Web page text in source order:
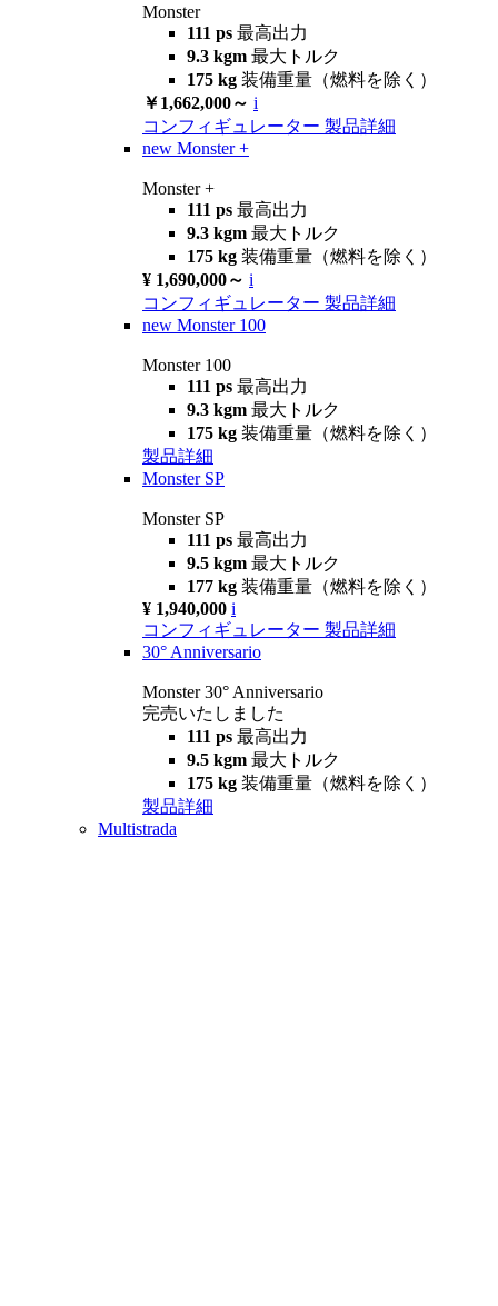
Monster
111 ps 最高出力
9.3 kgm 最大トルク
175 kg 装備重量（燃料を除く）
￥1,662,000～ i
コンフィギュレーター 製品詳細
new Monster +
Monster +
111 ps 最高出力
9.3 kgm 最大トルク
175 kg 装備重量（燃料を除く）
¥ 1,690,000～ i
コンフィギュレーター 製品詳細
new Monster 100
Monster 100
111 ps 最高出力
9.3 kgm 最大トルク
175 kg 装備重量（燃料を除く）
製品詳細
Monster SP
Monster SP
111 ps 最高出力
9.5 kgm 最大トルク
177 kg 装備重量（燃料を除く）
¥ 1,940,000 i
コンフィギュレーター 製品詳細
30° Anniversario
Monster 30° Anniversario
完売いたしました
111 ps 最高出力
9.5 kgm 最大トルク
175 kg 装備重量（燃料を除く）
製品詳細
Multistrada